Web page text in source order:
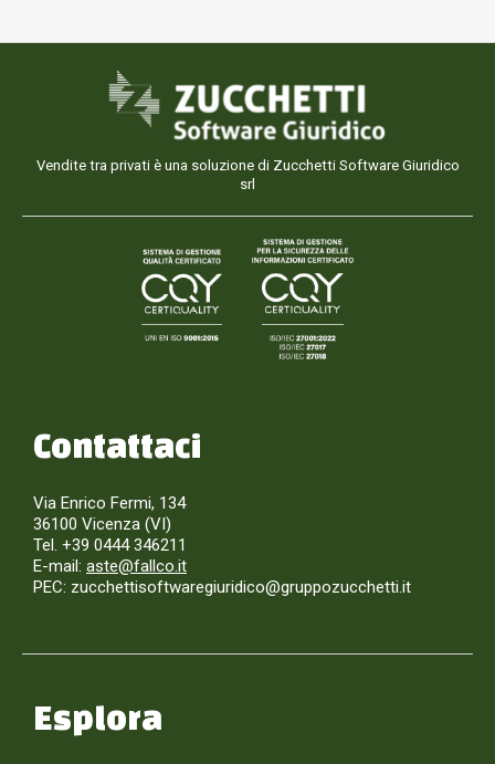
Vendite tra privati è una soluzione di Zucchetti Software Giuridico
srl
Contattaci
Via Enrico Fermi, 134
36100 Vicenza (VI)
Tel. +39 0444 346211
E-mail: aste@fallco.it
PEC: zucchettisoftwaregiuridico@gruppozucchetti.it
Esplora